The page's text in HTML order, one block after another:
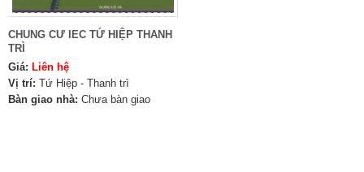
CHUNG CƯ IEC TỨ HIỆP THANH
TRÌ
Giá: Liên hệ
Vị trí: Tứ Hiệp - Thanh trì
Bàn giao nhà: Chưa bàn giao